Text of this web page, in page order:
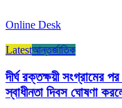
Online Desk
Latestআন্তর্জাতিক
দীর্ঘ রক্তক্ষয়ী সংগ্রামের
স্বাধীনতা দিবস ঘোষণা